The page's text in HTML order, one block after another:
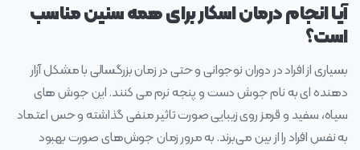
آیا انجام درمان اسکار برای همه سنین مناسب
است؟
بسیاری از افراد در دوران نوجوانی و حتی در زمان بزرگسالی با مشکل آزار
دهنده‌ ای به نام جوش دست‌ و‌ پنجه نرم می‌ کنند. این جوش‌ های
سیاه، سفید و قرمز روی زیبایی صورت تاثیر منفی گذاشته و حس اعتماد
به نفس افراد را از بین می‌برند. به مرور زمان جوش‌های صورت بهبود